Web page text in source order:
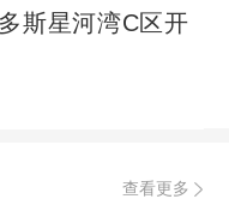
斯星河湾C区开
查看更多